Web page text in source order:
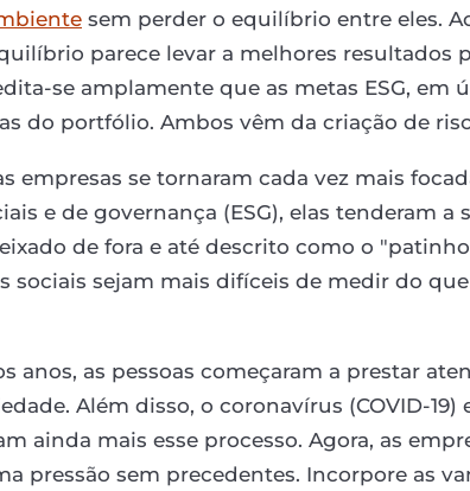
sem perder o equilíbrio entre eles.
parece levar a melhores resultados
se amplamente que as metas ESG, em
do portfólio. Ambos vêm da criação de
empresas se tornaram cada vez mais
e de governança (ESG), elas tenderam a
de fora e até descrito como o
sociais sejam mais difíceis de medir do
anos, as pessoas começaram a prestar
Além disso, o coronavírus (COVID-
ainda mais esse processo. Agora, as
pressão sem precedentes. Incorpore as